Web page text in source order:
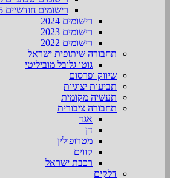
רישומים חודשיים 2025
רישומים 2024
רישומים 2023
רישומים 2022
תחבורה שיתופית ישראל
גוטו גלובל מוביליטי
שיווק ופרסום
תביעות יצוגיות
תעשיה מקומית
תחבורה ציבורית
אגד
דן
מטרופולין
קווים
רכבת ישראל
דלקים